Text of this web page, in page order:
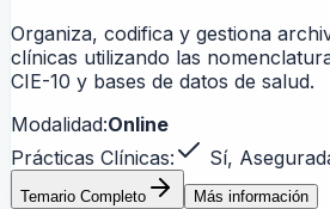
Organiza, codifica y gestiona
clínicas utilizando las
CIE-10 y bases de datos de salud.
Modalidad:Online
Prácticas Clínicas:
Sí,
Temario Completo Más información